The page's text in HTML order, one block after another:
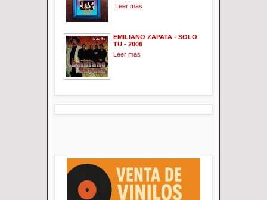
Leer mas
EMILIANO ZAPATA - SOLO
TU - 2006
Leer mas